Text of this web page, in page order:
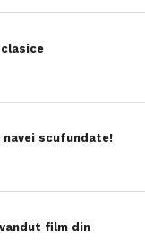
scufundate!
film din